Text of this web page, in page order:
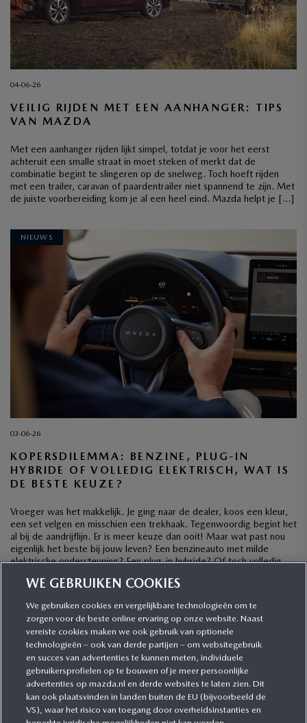
04-06-26
VEILIG RIJDEN MET EEN AANHANGER: TIPS
VAN MAZDA
Met een aanhanger rijden lijkt simpel, totdat je voor het eerst
achteruit een smalle straat in moet steken of merkt dat de
combinatie begint te slingeren op de snelweg. Toch hoeft rijden
met een trailer, caravan of paardentrailer niet spannend te zijn. Met
de juiste voorbereiding kom je al een heel eind. Mazda helpt je […]
NIEUWS
03-06-26
KOPERSDILEMMA: BENZINE, PLUG-IN
HYBRIDE OF VOLLEDIG ELEKTRISCH, WAT IS
DE BESTE KEUZE?
Vroeger was het makkelijk. Je ging naar de dealer, koos een kleur,
een set velgen en misschien een trekhaak. Tegenwoordig begint het
al bij de aandrijflijn. Er is meer keuze dan ooit! Maar wat past nou
eigenlijk het beste bij jouw leven? Een benzineauto met milde
elektrische ondersteuning? Een plug-in hybride? Of toch volledig
CATEGORIEËN
MEER INFORMATIE
MEER ERVAREN
WE GEBRUIKEN COOKIES
We gebruiken cookies en vergelijkbare technologieën om te
zorgen voor de beste online ervaring op onze website. Naast
vereiste cookies maken we ook gebruik van optionele
technologieën – ook van derde partijen – om websitegebruik
en succes van advertenties te kunnen meten, individuele
gebruikersprofielen op te bouwen of je meer persoonlijke
advertenties op mazda.nl en derde websites te laten zien. Dit
kan ook plaatsvinden in landen buiten de EU (bijvoorbeeld de
VS), waar het risico van toegang door overheidsinstanties en